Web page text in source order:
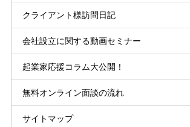
クライアント様訪問日記
会社設立に関する動画セミナー
起業家応援コラム大公開！
無料オンライン面談の流れ
サイトマップ